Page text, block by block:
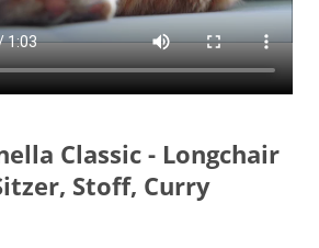
Classic - Longchair
Stoff, Curry